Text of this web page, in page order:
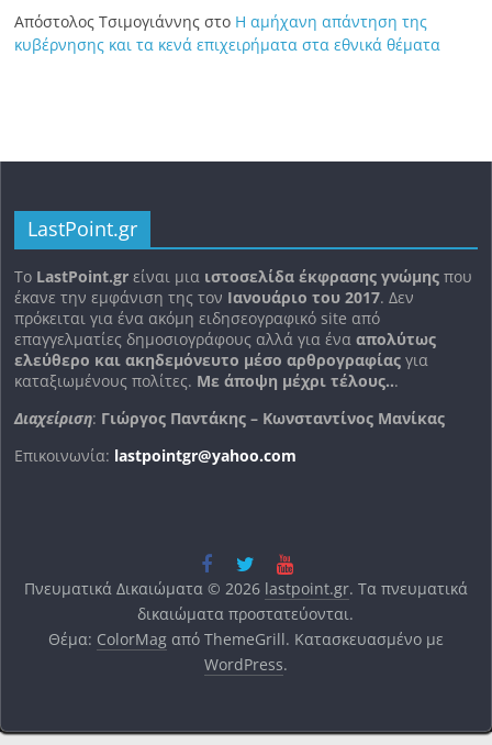
Απόστολος Τσιμογιάννης στο Η αμήχανη απάντηση της
κυβέρνησης και τα κενά επιχειρήματα στα εθνικά θέματα
LastPoint.gr
To LastPoint.gr είναι μια ιστοσελίδα έκφρασης γνώμης που
έκανε την εμφάνιση της τον Ιανουάριο του 2017. Δεν
πρόκειται για ένα ακόμη ειδησεογραφικό site από
επαγγελματίες δημοσιογράφους αλλά για ένααπολύτως
ελεύθερο και ακηδεμόνευτο μέσο αρθρογραφίας για
καταξιωμένους πολίτες. Με άποψη μέχρι τέλους...
Διαχείριση: Γιώργος Παντάκης – Κωνσταντίνος Μανίκας
Επικοινωνία: lastpointgr@yahoo.com
Πνευματικά Δικαιώματα © 2026 lastpoint.gr. Τα πνευματικά
δικαιώματα προστατεύονται.
Θέμα: ColorMagαπό ThemeGrill. Κατασκευασμένο με
WordPress.